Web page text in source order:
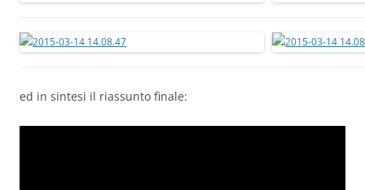
ed in sintesi il riassunto finale: